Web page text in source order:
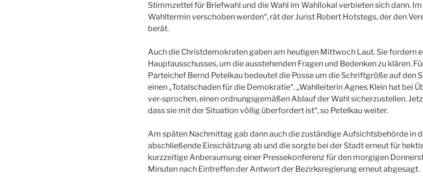
Stimmzettel für Briefwahl und die Wahl im Wahllokal verbieten sich dann.
Wahltermin verschoben werden“, rät der Jurist Robert Hotstegs, der den
berät.
Auch die Christdemokraten gaben am heutigen Mittwoch Laut. Sie fordern
Hauptausschusses, um die ausstehenden Fragen und Bedenken zu klären.
Parteichef Bernd Petelkau bedeutet die Posse um die Schriftgröße auf den
einen „Totalschaden für die Demokratie“. „Wahlleiterin Agnes Klein hat bei
ver-sprochen, einen ordnungsgemäßen Ablauf der Wahl sicherzustellen.
dass sie mit der Situation völlig überfordert ist“, so Petelkau weiter.
Am späten Nachmittag gab dann auch die zuständige Aufsichtsbehörde in
abschließende Einschätzung ab und die sorgte bei der Stadt erneut für
kurzzeitige Anberaumung einer Pressekonferenz für den morgigen
Minuten nach Eintreffen der Antwort der Bezirksregierung erneut abgesagt.